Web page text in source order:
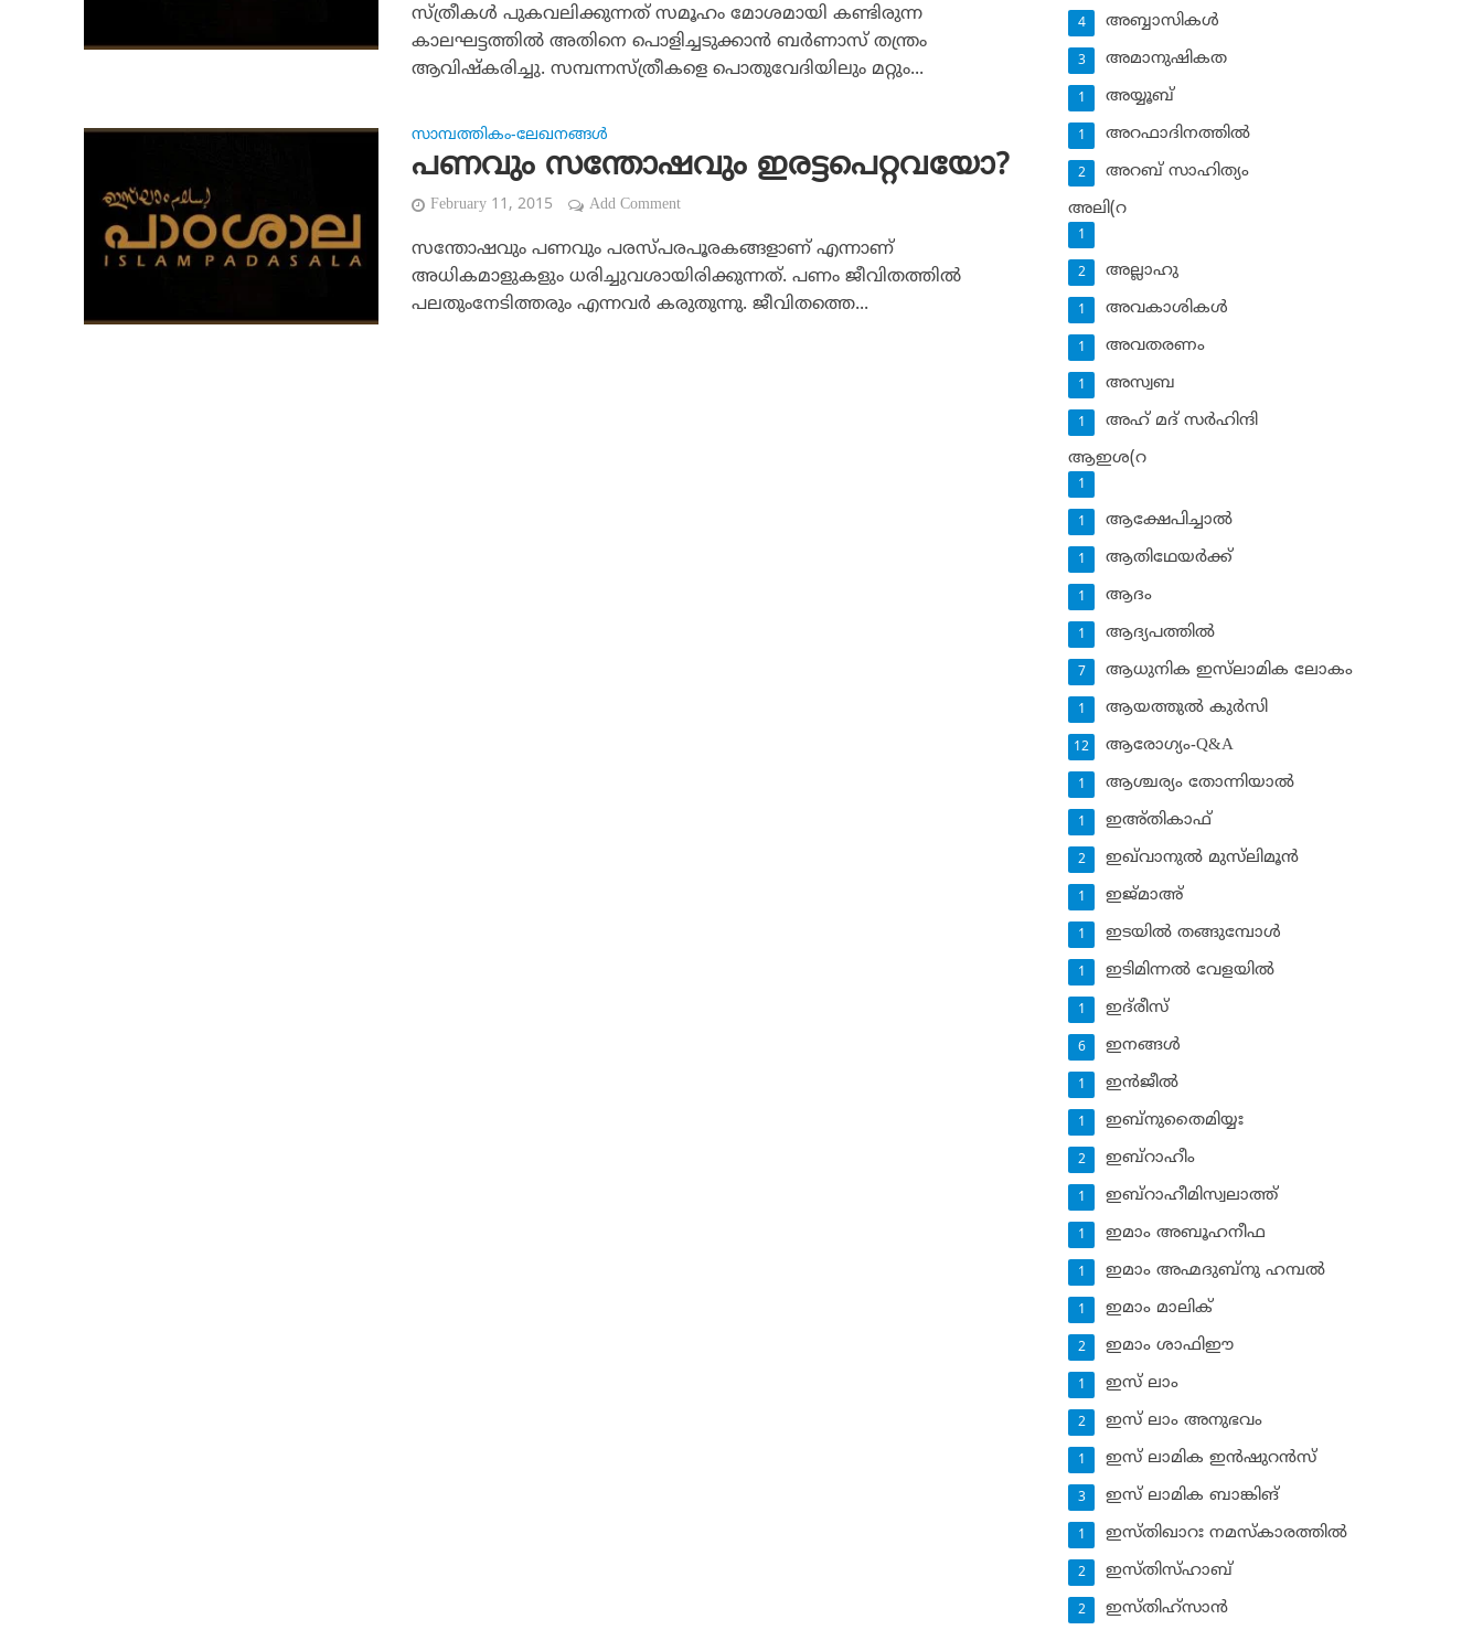
സ്ത്രീകള്‍ പുകവലിക്കുന്നത് സമൂഹം മോശമായി കണ്ടിരുന്ന
കാലഘട്ടത്തില്‍ അതിനെ പൊളിച്ചടുക്കാന്‍ ബര്‍ണാസ് തന്ത്രം
ആവിഷ്‌കരിച്ചു. സമ്പന്നസ്ത്രീകളെ പൊതുവേദിയിലും മറ്റും...
സാമ്പത്തികം-ലേഖനങ്ങള്‍
പണവും സന്തോഷവും ഇരട്ടപെറ്റവയോ?
February 11, 2015 Add Comment
സന്തോഷവും പണവും പരസ്പരപൂരകങ്ങളാണ് എന്നാണ്
അധികമാളുകളും ധരിച്ചുവശായിരിക്കുന്നത്. പണം ജീവിതത്തില്‍
പലതുംനേടിത്തരും എന്നവര്‍ കരുതുന്നു. ജീവിതത്തെ...
അബ്ബാസികള്‍
4
അമാനുഷികത
3
അയ്യൂബ്‌
1
അറഫാദിനത്തില്‍
1
അറബ് സാഹിത്യം
2
അലി(റ
1
അല്ലാഹു
2
അവകാശികള്‍
1
അവതരണം
1
അസ്വബ
1
അഹ് മദ് സര്‍ഹിന്ദി
1
ആഇശ(റ
1
ആക്ഷേപിച്ചാല്‍
1
ആതിഥേയര്‍ക്ക്
1
ആദം
1
ആദ്യപത്തില്‍
1
ആധുനിക ഇസ്‌ലാമിക ലോകം
7
ആയത്തുല്‍ കുര്‍സി
1
ആരോഗ്യം-Q&A
12
ആശ്ചര്യം തോന്നിയാല്‍
1
ഇഅ്തികാഫ്‌
1
ഇഖ്‌വാനുല്‍ മുസ്‌ലിമൂന്‍
2
ഇജ്മാഅ്
1
ഇടയില്‍ തങ്ങുമ്പോള്‍
1
ഇടിമിന്നല്‍ വേളയില്‍
1
ഇദ്‌രീസ്‌
1
ഇനങ്ങള്‍
6
ഇന്‍ജീല്‍
1
ഇബ്‌നുതൈമിയ്യഃ
1
ഇബ്‌റാഹീം
2
ഇബ്‌റാഹീമിസ്വലാത്ത്
1
ഇമാം അബൂഹനീഫ
1
ഇമാം അഹ്മദുബ്‌നു ഹമ്പല്‍
1
ഇമാം മാലിക്
1
ഇമാം ശാഫിഈ
2
ഇസ് ലാം
1
ഇസ് ലാം അനുഭവം
2
ഇസ് ലാമിക ഇന്‍ഷുറന്‍സ്‌
1
ഇസ് ലാമിക ബാങ്കിങ്‌
3
ഇസ്തിഖാറഃ നമസ്‌കാരത്തില്‍
1
ഇസ്തിസ്ഹാബ്
2
ഇസ്തിഹ്‌സാന്‍
2